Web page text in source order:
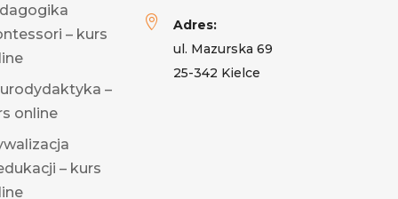
– kurs
–
online
– kurs

Adres:
ul. Mazurska 69
25-342 Kielce